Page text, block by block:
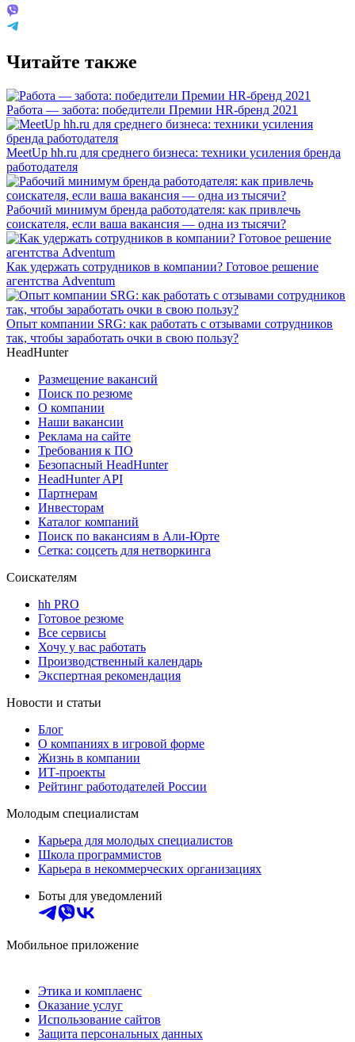
Читайте также
Работа — забота: победители Премии HR-бренд 2021
MeetUp hh.ru для среднего бизнеса: техники усиления бренда
работодателя
Рабочий минимум бренда работодателя: как привлечь
соискателя, если ваша вакансия — одна из тысячи?
Как удержать сотрудников в компании? Готовое решение
агентства Adventum
Опыт компании SRG: как работать с отзывами сотрудников
так, чтобы заработать очки в свою пользу?
HeadHunter
Размещение вакансий
Поиск по резюме
О компании
Наши вакансии
Реклама на сайте
Требования к ПО
Безопасный HeadHunter
HeadHunter API
Партнерам
Инвесторам
Каталог компаний
Поиск по вакансиям в Али-Юрте
Сетка: соцсеть для нетворкинга
Соискателям
hh PRO
Готовое резюме
Все сервисы
Хочу у вас работать
Производственный календарь
Экспертная рекомендация
Новости и статьи
Блог
О компаниях в игровой форме
Жизнь в компании
ИТ-проекты
Рейтинг работодателей России
Молодым специалистам
Карьера для молодых специалистов
Школа программистов
Карьера в некоммерческих организациях
Боты для уведомлений
Мобильное приложение
Этика и комплаенс
Оказание услуг
Использование сайтов
Защита персональных данных